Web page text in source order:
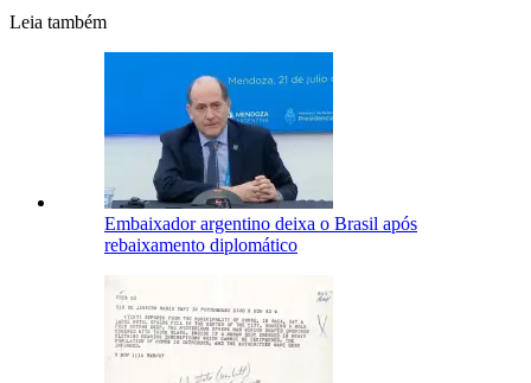
Leia também
Embaixador argentino deixa o Brasil após
rebaixamento diplomático